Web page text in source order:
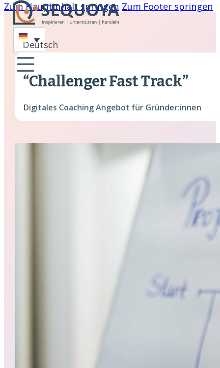
Zum Hauptinhalt springen Zum Footer springen
Deutsch
“Challenger Fast Track”
Digitales Coaching Angebot für Gründer:innen